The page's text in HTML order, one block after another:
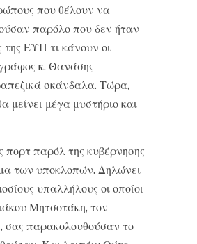
που θέλουν να
παρόλο που δεν ήταν
της ΕΥΠ τι κάνουν οι
κ. Θανάσης
σκάνδαλα. Τώρα,
μείνει μέγα μυστήριο και
πορτ παρόλ της κυβέρνησης
των υποκλοπών. Δηλώνει
υπαλλήλους οι οποίοι
Μητσοτάκη, τον
παρακολουθούσαν το